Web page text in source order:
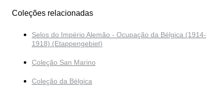
Coleções relacionadas
Selos do Império Alemão - Ocupação da Bélgica (1914-
1918) (Etappengebiet)
Coleção San Marino
Coleção da Bélgica